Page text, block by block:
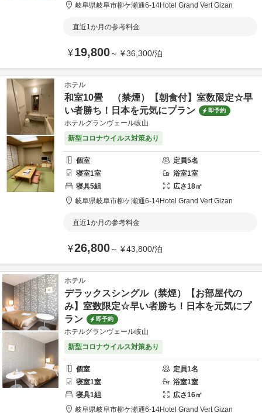
岐阜県岐阜市柳ケ瀬通6-14Hotel Grand Vert Gizan
直近1か月の参考料金
¥19,800～ ¥36,300/泊
ホテル
和室10畳 （禁煙）【朝食付】室数限定☆早
い者勝ち！日本を元気にプラン
即予約
ホテルグランヴェール岐山
新型コロナウイルス対策あり
個室 定員5名
寝室1室 浴室1室
寝具5組 広さ18㎡
岐阜県岐阜市柳ケ瀬通6-14Hotel Grand Vert Gizan
直近1か月の参考料金
¥26,800～ ¥43,800/泊
ホテル
デラックスシングル（禁煙）【お部屋代の
み】室数限定☆早い者勝ち！日本を元気にプ
ラン
即予約
ホテルグランヴェール岐山
新型コロナウイルス対策あり
個室 定員1名
寝室1室 浴室1室
寝具1組 広さ16㎡
岐阜県岐阜市柳ケ瀬通6-14Hotel Grand Vert Gizan